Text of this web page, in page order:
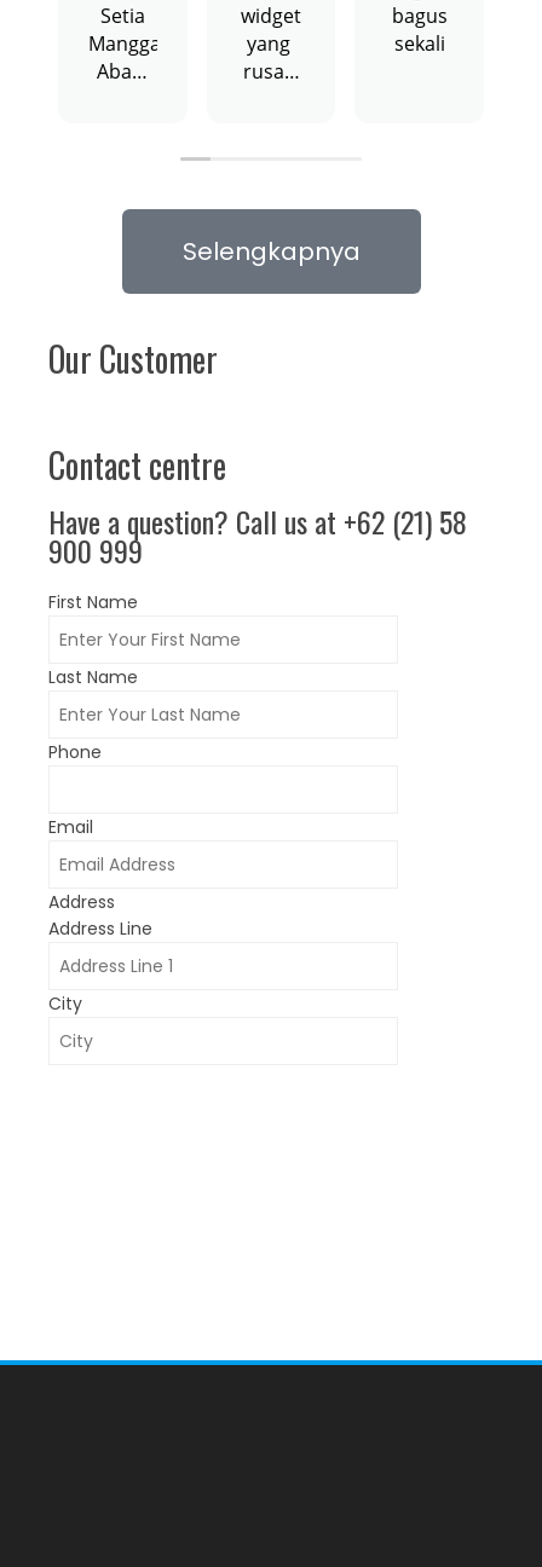
Setia
Manggala
Abadi
dengan
paling
adalah
purna
jual itu
penting.
Itu
sudah
saya
buktikan.
Terima
widget
yang
rusak,
Mudah-
mudahan
kedepannya
memiliki
bagus
sekali
Selengkapnya
Our Customer
Contact centre
Have a question? Call us at +62 (21) 58
900 999
First Name
Last Name
Phone
Email
Address
Address Line
City